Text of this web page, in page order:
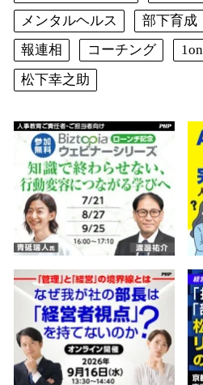
メンタルヘルス
部下育成
報連相
コーチング
松下幸之助